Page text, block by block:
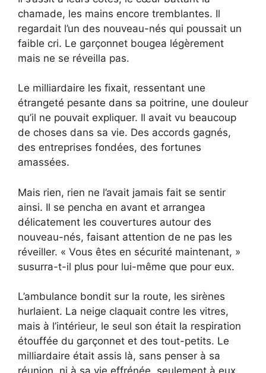
chamade, les mains encore tremblantes. Il
regardait l’un des nouveau-nés qui poussait un
faible cri. Le garçonnet bougea légèrement
mais ne se réveilla pas.
Le milliardaire les fixait, ressentant une
étrangeté pesante dans sa poitrine, une douleur
qu’il ne pouvait expliquer. Il avait vu beaucoup
de choses dans sa vie. Des accords gagnés,
des entreprises fondées, des fortunes
amassées.
Mais rien, rien ne l’avait jamais fait se sentir
ainsi. Il se pencha en avant et arrangea
délicatement les couvertures autour des
nouveau-nés, faisant attention de ne pas les
réveiller. « Vous êtes en sécurité maintenant, »
susurra-t-il plus pour lui-même que pour eux.
L’ambulance bondit sur la route, les sirènes
hurlaient. La neige claquait contre les vitres,
mais à l’intérieur, le seul son était la respiration
étouffée du garçonnet et des tout-petits. Le
milliardaire était assis là, sans penser à sa